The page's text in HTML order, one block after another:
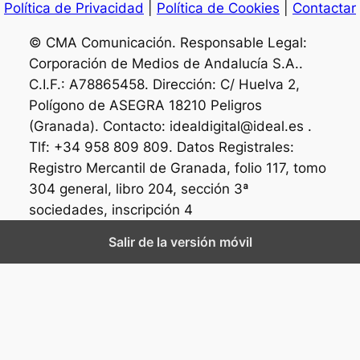
Política de Privacidad Política de Cookies Contactar
© CMA Comunicación. Responsable Legal:
Corporación de Medios de Andalucía S.A..
C.I.F.: A78865458. Dirección: C/ Huelva 2,
Polígono de ASEGRA 18210 Peligros
(Granada). Contacto: idealdigital@ideal.es .
Tlf: +34 958 809 809. Datos Registrales:
Registro Mercantil de Granada, folio 117, tomo
304 general, libro 204, sección 3ª
sociedades, inscripción 4
Salir de la versión móvil